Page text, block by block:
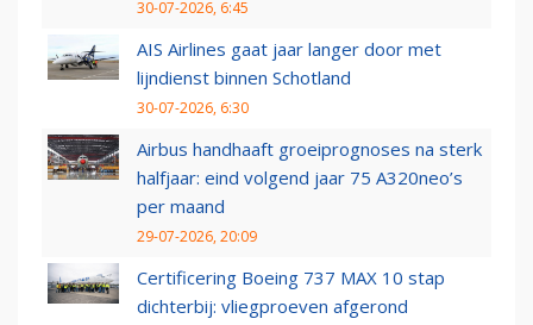
30-07-2026, 6:45
AIS Airlines gaat jaar langer door met
lijndienst binnen Schotland
30-07-2026, 6:30
Airbus handhaaft groeiprognoses na sterk
halfjaar: eind volgend jaar 75 A320neo’s
per maand
29-07-2026, 20:09
Certificering Boeing 737 MAX 10 stap
dichterbij: vliegproeven afgerond